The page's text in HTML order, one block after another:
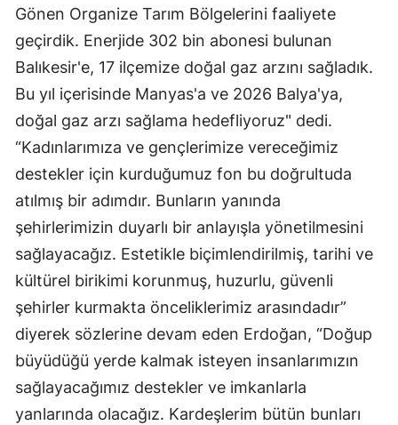
Gönen Organize Tarım Bölgelerini faaliyete
geçirdik. Enerjide 302 bin abonesi bulunan
Balıkesir'e, 17 ilçemize doğal gaz arzını sağladık.
Bu yıl içerisinde Manyas'a ve 2026 Balya'ya,
doğal gaz arzı sağlama hedefliyoruz" dedi.
“Kadınlarımıza ve gençlerimize vereceğimiz
destekler için kurduğumuz fon bu doğrultuda
atılmış bir adımdır. Bunların yanında
şehirlerimizin duyarlı bir anlayışla yönetilmesini
sağlayacağız. Estetikle biçimlendirilmiş, tarihi ve
kültürel birikimi korunmuş, huzurlu, güvenli
şehirler kurmakta önceliklerimiz arasındadır”
diyerek sözlerine devam eden Erdoğan, “Doğup
büyüdüğü yerde kalmak isteyen insanlarımızın
sağlayacağımız destekler ve imkanlarla
yanlarında olacağız. Kardeşlerim bütün bunları